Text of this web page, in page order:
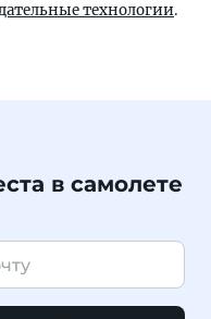
технологии.
в самолете